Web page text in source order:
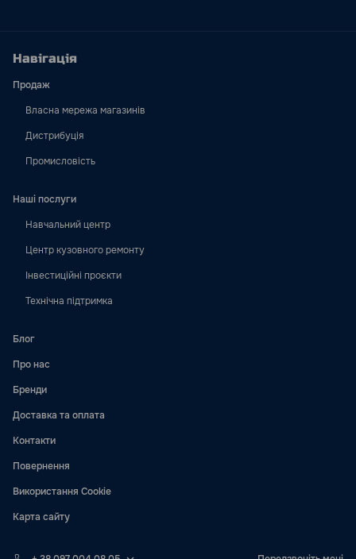
Навігація
Продаж
Власна мережа магазинів
Дистрибуція
Промисловість
Наші послуги
Навчальний центр
Центр кузовного ремонту
Інвестиційні проєкти
Технічна підтримка
Блог
Про нас
Бренди
Доставка та оплата
Контакти
Повернення
Використання Cookie
Карта сайту